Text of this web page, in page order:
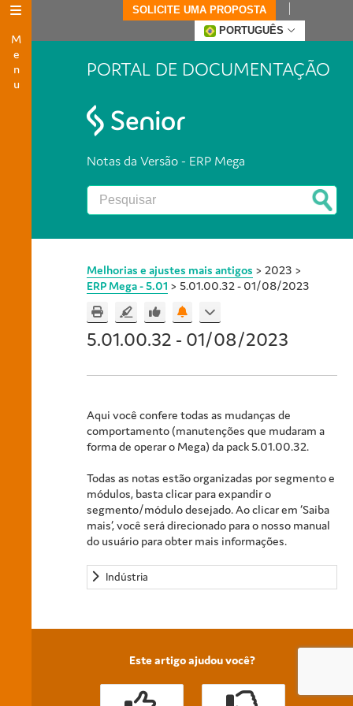
Menu
SOLICITE UMA PROPOSTA
PORTUGUÊS
PORTAL DE DOCUMENTAÇÃO
Notas da Versão - ERP Mega
Melhorias e ajustes mais antigos > 2023 >
ERP Mega - 5.01 > 5.01.00.32 - 01/08/2023
5.01.00.32 - 01/08/2023
Aqui você confere todas as mudanças de
comportamento (manutenções que mudaram a
forma de operar o Mega) da pack 5.01.00.32.
Todas as notas estão organizadas por segmento e
módulos, basta clicar para expandir o
segmento/módulo desejado. Ao clicar em ‘Saiba
mais’, você será direcionado para o nosso manual
do usuário para obter mais informações.
Indústria
Este artigo ajudou você?